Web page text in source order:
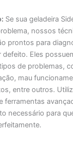
Se sua geladeira
nossos
prontos para
defeito. Eles
de problemas,
mau
entre outros.
ferramentas
necessário para